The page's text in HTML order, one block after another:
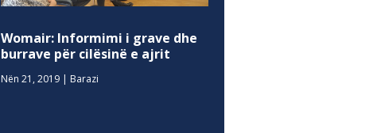
Womair: Informimi i grave dhe
burrave për cilësinë e ajrit
Nën 21, 2019 | Barazi